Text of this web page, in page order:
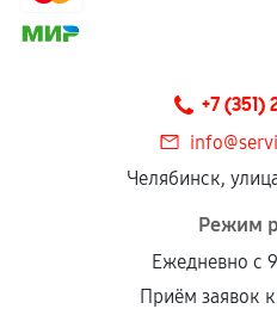
+7 (351)
Челябинск,
Режим
Ежедневно с
Приём заявок